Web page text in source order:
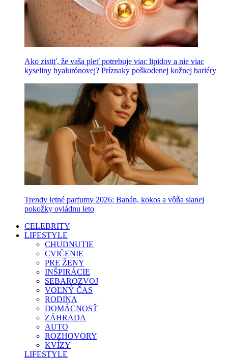
Ako zistiť, že vaša pleť potrebuje viac lipidov a nie viac
kyseliny hyalurónovej? Príznaky poškodenej kožnej bariéry
Trendy letné parfumy 2026: Banán, kokos a vôňa slanej
pokožky ovládnu leto
CELEBRITY
LIFESTYLE
CHUDNUTIE
CVIČENIE
PRE ŽENY
INŠPIRÁCIE
SEBAROZVOJ
VOĽNÝ ČAS
RODINA
DOMÁCNOSŤ
ZÁHRADA
AUTO
ROZHOVORY
KVÍZY
LIFESTYLE